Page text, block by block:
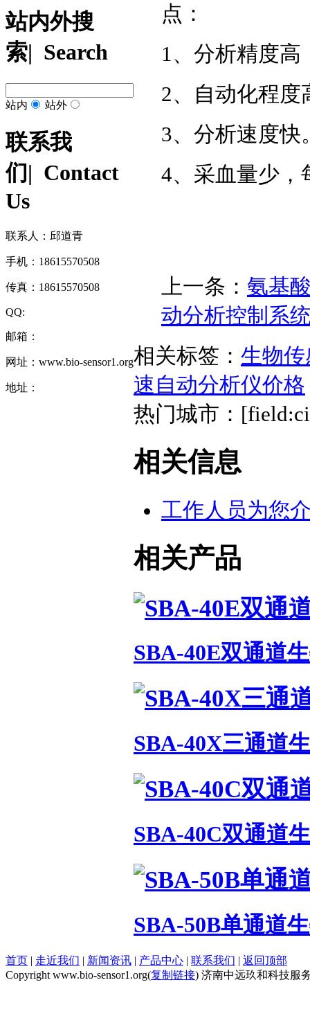
站内外搜
索| Search
站内 站外
联系我
们| Contact
Us
联系人：邱道青
手机：18615570508
传真：18615570508
QQ:
邮箱：
网址：www.bio-sensor1.org
地址：
点：
1、分析精度高
2、自动化程度
3、分析速度快
4、采血量少，
上一条： 氨基
动分析控制系
相关标签： 生物
速自动分析仪价格
热门城市：
相关信息
工作人员为您
相关产品
SBA-40E双通道
SBA-40X三通道
SBA-40C双通道
SBA-50B单通道
首页 | 走近我们 | 新闻资讯 | 产品中心 | 联系我们 | 返回顶部
Copyright www.bio-sensor1.org(复制链接) 济南中远玖和科技服